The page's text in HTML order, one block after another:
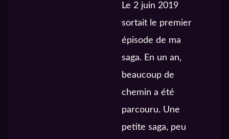
Le 2 juin 2019
sortait le premier
épisode de ma
saga. En un an,
beaucoup de
chemin a été
parcouru. Une
petite saga, peu